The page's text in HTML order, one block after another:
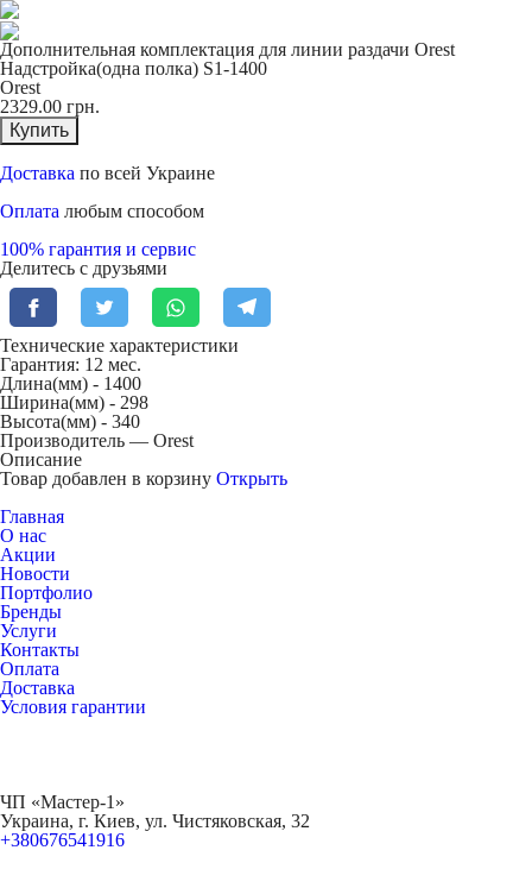
Дополнительная комплектация для линии раздачи Orest
Надстройка(одна полка) S1-1400
Orest
2329.00 грн.
Купить
Доставка по всей Украине
Оплата любым способом
100% гарантия и сервис
Делитесь с друзьями
Технические характеристики
Гарантия: 12 мес.
Длина(мм) - 1400
Ширина(мм) - 298
Высота(мм) - 340
Производитель — Orest
Описание
Товар добавлен в корзину Открыть
Главная
О нас
Акции
Новости
Портфолио
Бренды
Услуги
Контакты
Оплата
Доставка
Условия гарантии
ЧП «Мастер-1»
Украина, г. Киев, ул. Чистяковская, 32
+380676541916